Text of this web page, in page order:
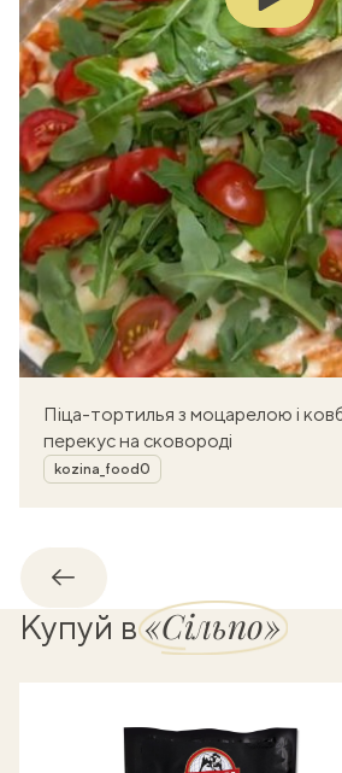
Піца-тортилья з моцарелою і
перекус на сковороді
Автор
kozina_food0
Назад
Купуй в«Сільпо»